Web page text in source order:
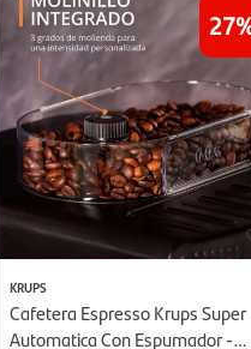
27
KRUPS
Cafetera Espresso Krups Super
Automatica Con Espumador -